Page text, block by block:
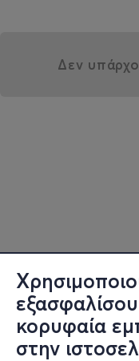
κορυφαία
στην
Δεν